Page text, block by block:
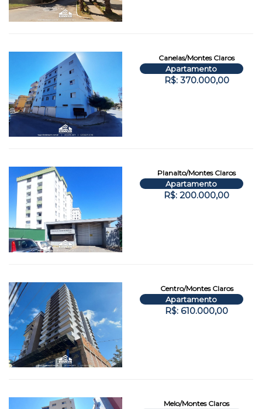
Canelas/Montes Claros
Apartamento
R$: 370.000,00
Planalto/Montes Claros
Apartamento
R$: 200.000,00
Centro/Montes Claros
Apartamento
R$: 610.000,00
Melo/Montes Claros